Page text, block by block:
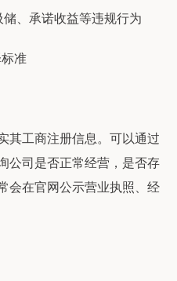
、承诺收益等违规行为
准
其工商注册信息。可以通过
公司是否正常经营，是否存
会在官网公示营业执照、经